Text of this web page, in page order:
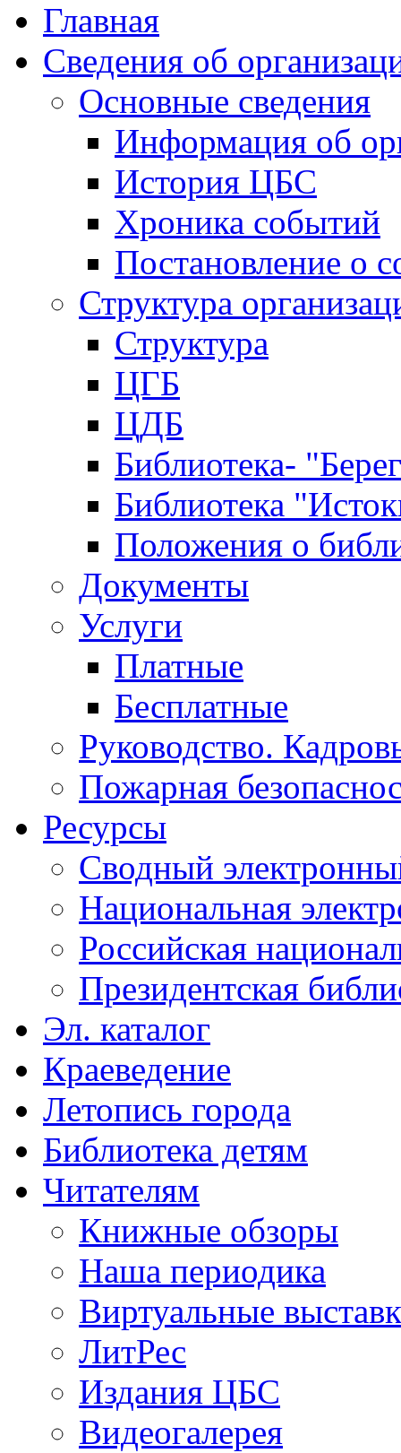
Главная
Сведения об
Основные сведения
Информация об
История ЦБС
Хроника событий
Постановление о
Структура
Структура
ЦГБ
ЦДБ
Библиотека-
Библиотека
Положения о
Документы
Услуги
Платные
Бесплатные
Руководство.
Пожарная
Ресурсы
Сводный
Национальная
Российская
Президентская
Эл. каталог
Краеведение
Летопись города
Библиотека детям
Читателям
Книжные обзоры
Наша периодика
Виртуальные
ЛитРес
Издания ЦБС
Видеогалерея